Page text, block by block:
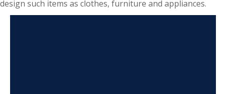
design such items as clothes, furniture and appliances.